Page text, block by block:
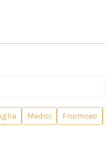
Medici Fnomceo